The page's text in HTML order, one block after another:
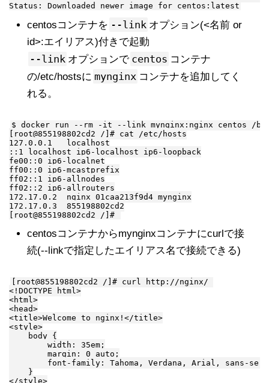
centosコンテナを --link オプション(<名前 or
id>:エイリアス)付きで起動
--link オプションで centos コンテナ
の/etc/hostsに mynginx コンテナを追加してく
れる。
$ docker run --rm -it --link mynginx:nginx centos /
[root@855198802cd2 /]# cat /etc/hosts
127.0.0.1   localhost
::1 localhost ip6-localhost ip6-loopback
fe00::0 ip6-localnet
ff00::0 ip6-mcastprefix
ff02::1 ip6-allnodes
ff02::2 ip6-allrouters
172.17.0.2  nginx 01caa213f9d4 mynginx
172.17.0.3  855198802cd2
centosコンテナからmynginxコンテナにcurlで接
続(--linkで指定したエイリアス名で接続できる)
[root@855198802cd2 /]# curl http://nginx/
<!DOCTYPE html>
<html>
<head>
<title>Welcome to nginx!</title>
<style>
    body {
        width: 35em;
        margin: 0 auto;
font-family: Tahoma, Verdana, Arial, sans-
    }
</style>